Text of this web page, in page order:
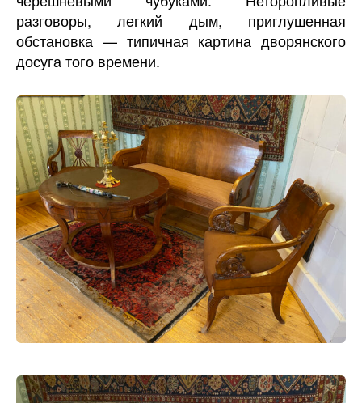
разговоры, легкий дым, приглушенная
обстановка — типичная картина дворянского
досуга того времени.